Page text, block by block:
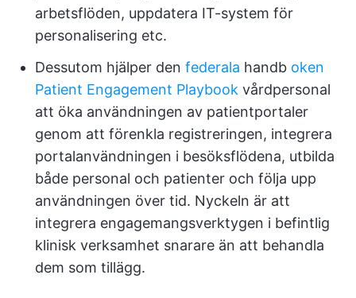
arbetsflöden, uppdatera IT-system för
personalisering etc.
Dessutom hjälper den federala handb oken
Patient Engagement Playbook vårdpersonal
att öka användningen av patientportaler
genom att förenkla registreringen, integrera
portalanvändningen i besöksflödena, utbilda
både personal och patienter och följa upp
användningen över tid. Nyckeln är att
integrera engagemangsverktygen i befintlig
klinisk verksamhet snarare än att behandla
dem som tillägg.